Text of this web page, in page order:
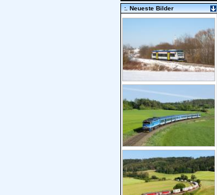
:. Neueste Bilder